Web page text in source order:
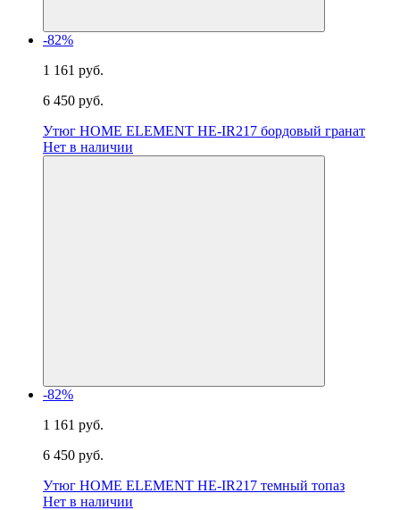
-82%
1 161 руб.
6 450 руб.
Утюг HOME ELEMENT HE-IR217 бордовый гранат
Нет в наличии
-82%
1 161 руб.
6 450 руб.
Утюг HOME ELEMENT HE-IR217 темный топаз
Нет в наличии